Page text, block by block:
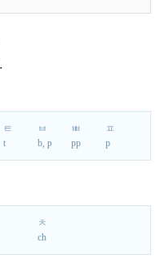
ㅌ
t
ㅂ
b, p
ㅃ
pp
ㅍ
p
ㅊ
ch